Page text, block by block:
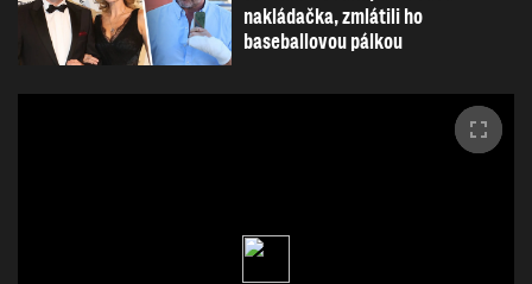
nakládačka, zmlátili ho
baseballovou pálkou